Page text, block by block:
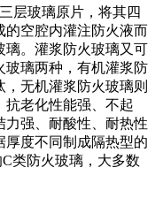
玻璃原片，将其四
的空腔内灌注防火液而
璃。灌浆防火玻璃又可
玻璃两种，有机灌浆防
无机灌浆防火玻璃则
抗老化性能强、不起
强、耐酸性、耐热性
度不同制成隔热型的
类防火玻璃，大多数